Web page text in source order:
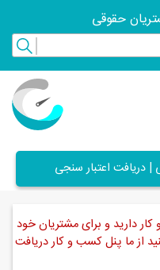
حقوقی
دریافت اعتبار سنجی
دارید و برای مشتریان خود
از ما پنل کسب و کار دریافت